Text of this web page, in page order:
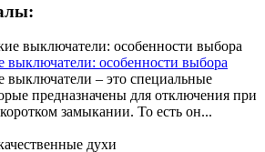
выключатели: особенности выбора
выключатели – это специальные
предназначены для отключения при
замыкании. То есть он...